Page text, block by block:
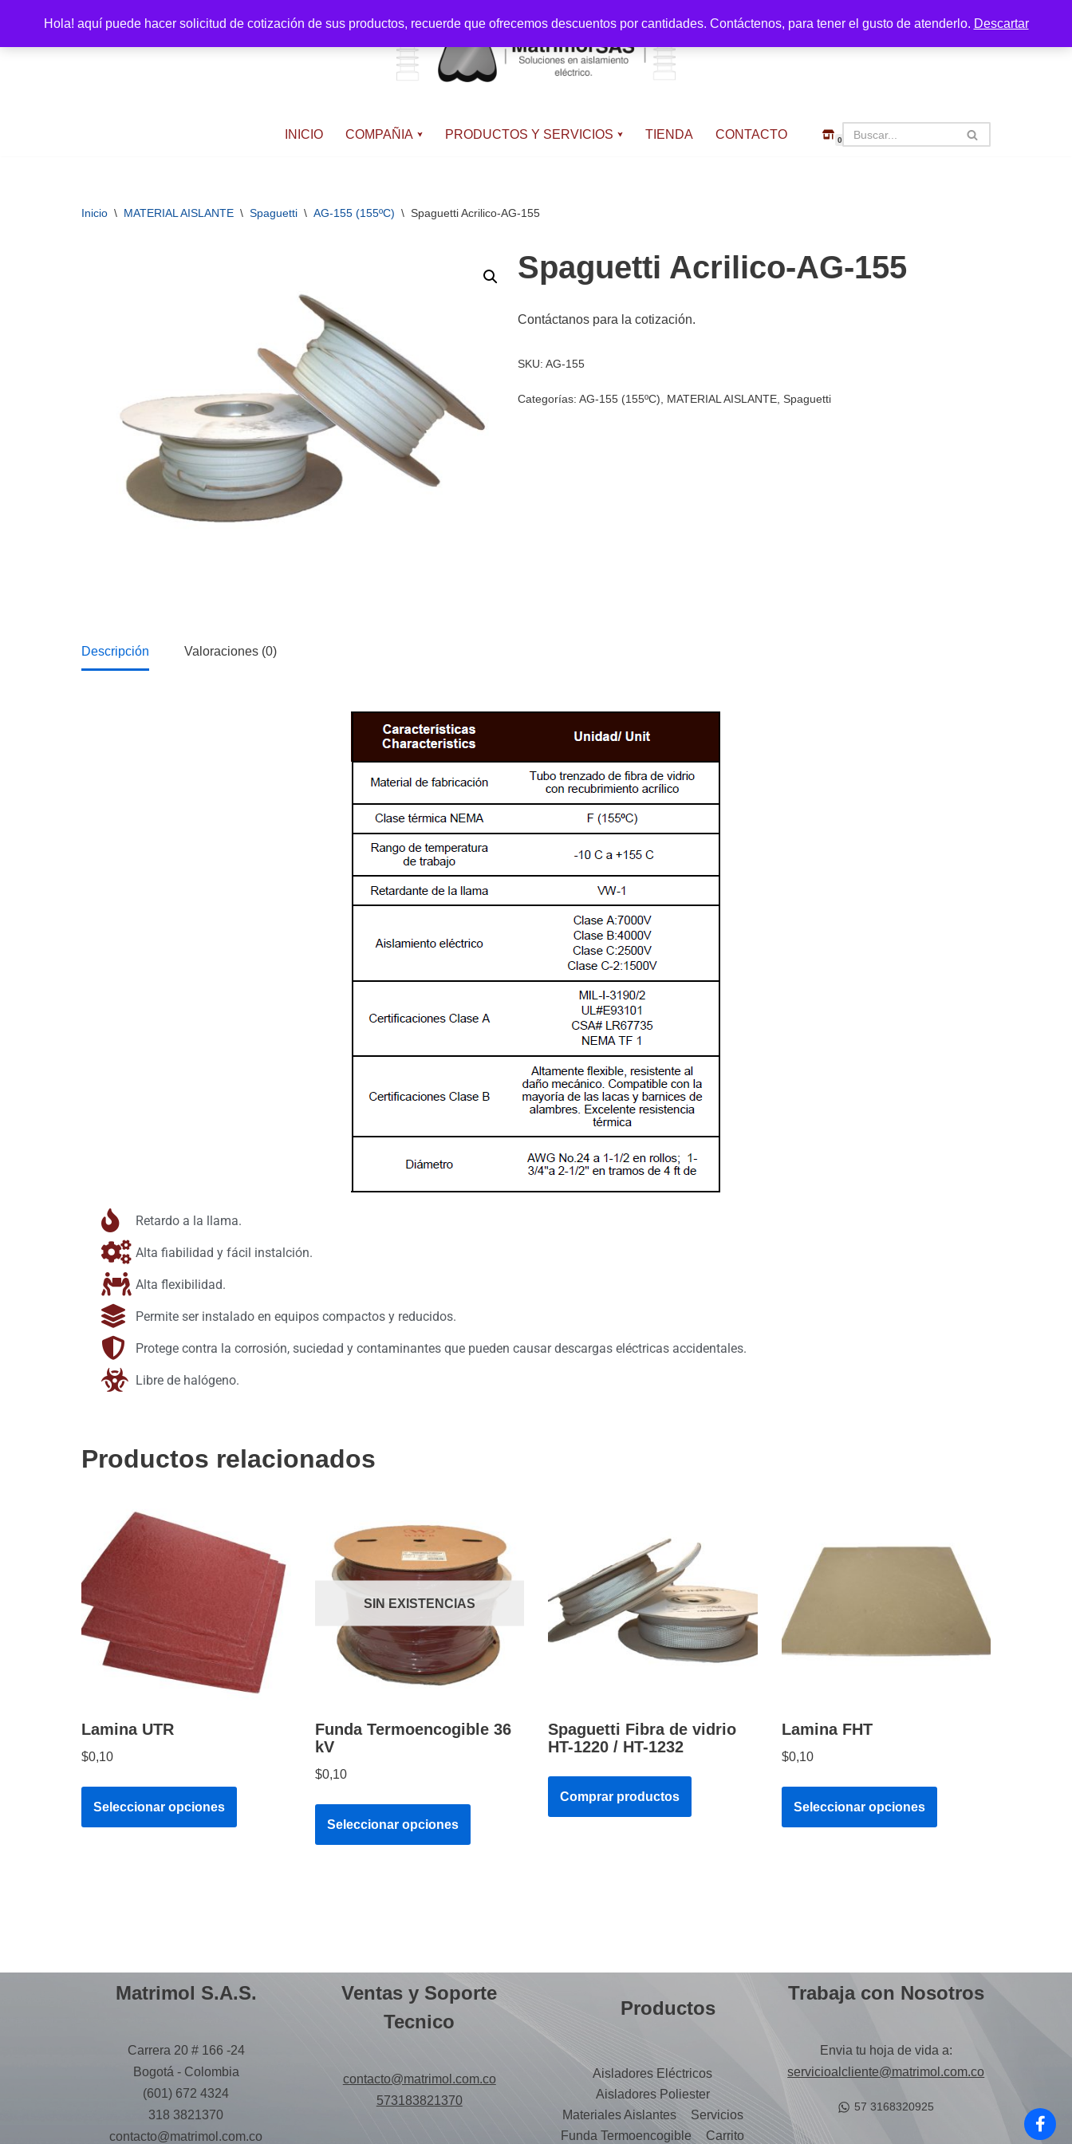
Hola! aquí puede hacer solicitud de cotización de sus productos, recuerde que ofrecemos descuentos por cantidades. Contáctenos, para tener el gusto de atenderlo. Descartar
Saltar
INICIO COMPAÑIA PRODUCTOS Y SERVICIOS TIENDA CONTACTO 0
Inicio \ MATERIAL AISLANTE \ Spaguetti \ AG-155 (155ºC) \ Spaguetti Acrilico-AG-155
Spaguetti Acrilico-AG-155
Contáctanos para la cotización.
SKU:AG-155
Categorías:AG-155 (155ºC) MATERIAL AISLANTE ,Spaguetti
Descripción Valoraciones (0)
Retardo a la llama.
Alta fiabilidad y fácil instalción.
Alta flexibilidad.
Permite ser instalado en equipos compactos y reducidos.
Protege contra la corrosión, suciedad y contaminantes que pueden causar descargas eléctricas accidentales.
Libre de halógeno.
Productos relacionados
Lamina UTR
$0,10
Seleccionar opciones
SIN EXISTENCIAS
Funda Termoencogible 36
kV
$0,10
Seleccionar opciones
Spaguetti Fibra de vidrio
HT-1220 / HT-1232
Comprar productos
Lamina FHT
$0,10
Seleccionar opciones
Matrimol S.A.S.
Carrera 20 # 166 -24
Bogotá - Colombia
(601) 672 4324
318 3821370
contacto@matrimol.com.co
Ventas y Soporte
Tecnico
contacto@matrimol.com.co
573183821370
Productos
Aisladores Eléctricos
Aisladores Poliester
Materiales Aislantes
Servicios
Funda Termoencogible
Carrito
Trabaja con Nosotros
Envia tu hoja de vida a:
servicioalcliente@matrimol.com.co
57 3168320925